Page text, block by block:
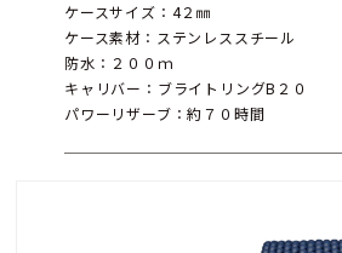
ケースサイズ：4２㎜
ケース素材：ステンレススチール
防水：２００ｍ
キャリバー：ブライトリングB２０
パワーリザーブ：約７０時間